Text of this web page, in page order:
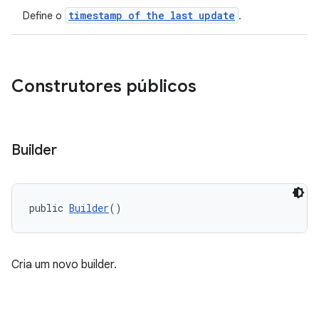
Define o timestamp of the last update .
Construtores públicos
Builder
public Builder()
Cria um novo builder.